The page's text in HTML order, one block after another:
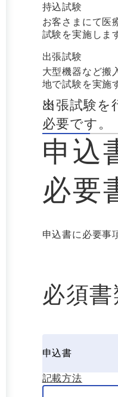
持込試験
お客さまにて医
試験を実施しま
出張試験
大型機器など搬
地で試験を実施
出張試験を
必要です。
申込
必要
申込書に必要事
必須書
申込書
記載方法